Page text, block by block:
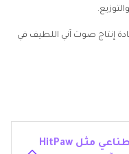
إنتاج صوت آني اللطيف في
1. هل يمكن لأدوات الذكاء الاصطناعي مثل HitPaw